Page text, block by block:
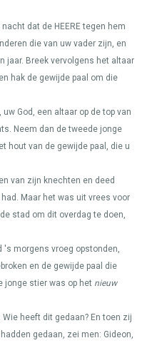
nacht dat de HEEREtegen hem
die van uw vader zijn, en
jaar. Breek vervolgens het altaar
hak de gewijde paal om die
, uw God, een altaar op de top van
Neem dan de tweede jonge
hout van de gewijde paal, die u
van zijn knechten en deed
Maar het was uit vrees voor
stad om dit overdag te doen,
's morgens vroeg opstonden,
en de gewijde paal die
jonge stier was op het nieuw
heeft dit gedaan? En toen zij
gedaan, zei men: Gideon,